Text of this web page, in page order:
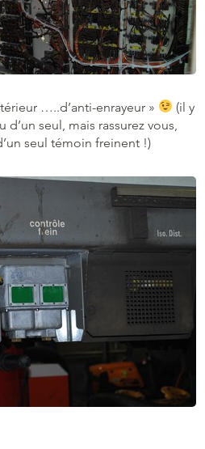
…..d’anti-enrayeur »
(il y
seul, mais rassurez vous,
seul témoin freinent !)